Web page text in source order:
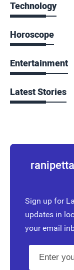
Technology
Horoscope
Entertainment
Latest Stories
Sign up for
updates in
your email